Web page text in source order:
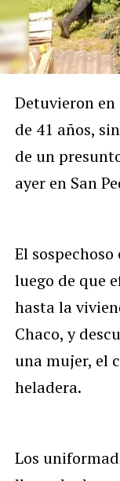
Detuvieron en
de 41 años,
de un
ayer en San
El
luego de que
hasta la
Chaco, y
una mujer, el
heladera.
Los